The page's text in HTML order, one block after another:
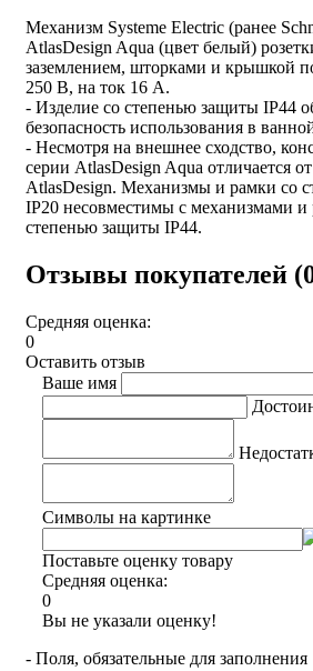
Механизм Systeme Electric (ранее
AtlasDesign Aqua (цвет белый)
заземлением, шторками и крышкой
250 В, на ток 16 А.
- Изделие со степенью защиты IP44
безопасность использования в
- Несмотря на внешнее сходство,
серии AtlasDesign Aqua отличается
AtlasDesign. Механизмы и рамки со
IP20 несовместимы с механизмами и
степенью защиты IP44.
Отзывы покупателей
Средняя оценка:
0
Оставить отзыв
Ваше имя
Символы на картинке
Поставьте оценку товару
Средняя оценка:
0
Вы не указали оценку!
- Поля, обязательные для заполнения